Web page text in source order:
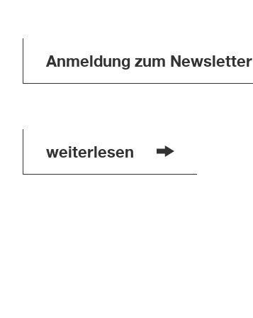
Anmeldung zum Newsletter
weiterlesen